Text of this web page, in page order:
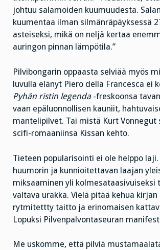
johtuu salamoiden kuumuudesta.
kuumentaa ilman silmänräpäyksessä
asteiseksi, mikä on neljä kertaa
auringon pinnan lämpötila.”
Pilvibongarin oppaasta selviää myös
luvulla elänyt Piero della Francesca ei
Pyhän ristin legenda -freskoonsa
vaan epäluonnollisen kauniit,
mantelipilvet. Tai mistä Kurt Vonnegut
scifi-romaaniinsa Kissan kehto.
Tieteen popularisointi ei ole helppo laji.
huumorin ja kunnioitettavan laajan
miksaaminen yli kolmesataasivuiseksi
valtava urakka. Vielä pitää kehua kirjan
rytmitettty taitto ja erinomaisen
Lopuksi Pilvenpalvontaseuran
Me uskomme, että pilviä